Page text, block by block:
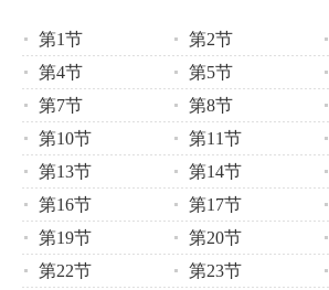
第1节 第2节
第4节
第5节
第7节
第8节
第10节
第11节
第13节
第14节
第16节
第17节
第19节
第20节
第22节
第23节